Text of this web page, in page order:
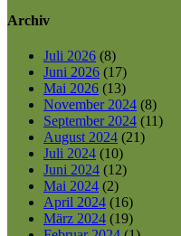
Archiv
Juli 2026 (8)
Juni 2026 (17)
Mai 2026 (13)
November 2024 (8)
September 2024 (11)
August 2024 (21)
Juli 2024 (10)
Juni 2024 (12)
Mai 2024 (2)
April 2024 (16)
März 2024 (19)